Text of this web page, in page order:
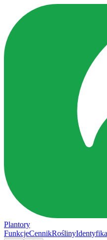
Plantory
FunkcjeCennikRośliny